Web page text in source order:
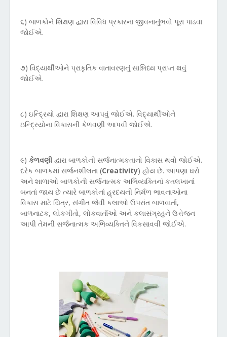
૬) બાળકોને શિક્ષણ દ્વારા વિવિધ પ્રકારના જીવનાનુંભવો પૂરા પાડવા
જોઈએ.
૭) વિદ્યાર્થીઓને પ્રાકૃતિક વાતાવરણનું સાન્નિધ્ય પ્રાપ્ત થવું
જોઈએ.
૮) ઇન્દ્રિયો દ્વારા શિક્ષણ આપવું જોઈએ. વિદ્યાર્થીઓને
ઇન્દ્રિયોના વિકાસની કેળવણી આપવી જોઈએ.
૯) કેળવણી દ્વારા બાળકોની સર્જનાત્મકતાનો વિકાસ થવો જોઈએ.
દરેક બાળકમાં સર્જનશીલતા (Creativity) હોય છે. આપણા ઘરો
અને શાળાઓ બાળકોની સર્જનાત્મક અભિવ્યક્તિનાં કતલખાનાં
બનતાં જાય છે ત્યારે બાળકોનાં હ્રદયની નિર્મળ ભાવનાઓના
વિકાસ માટે ચિત્ર, સંગીત જેવી કલાઓ ઉપરાંત બાળવાર્તા,
બાળનાટક, લોકગીતો, લોકવાર્તાઓ અને કલાસંગ્રહને ઉત્તેજન
આપી તેમની સર્જનાત્મક અભિવ્યક્તિને વિકસાવવી જોઈએ.